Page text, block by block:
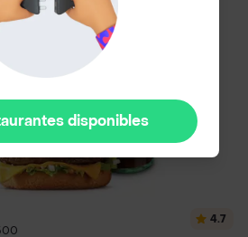
4.7
disponibles